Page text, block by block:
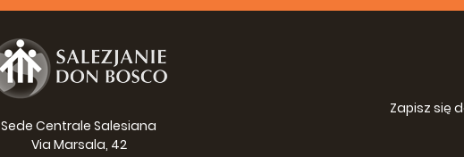
Sede Centrale Salesiana
Via Marsala, 42
Zapisz się